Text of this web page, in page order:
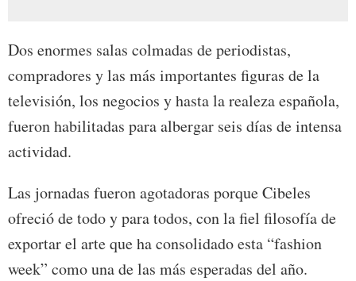
Dos enormes salas colmadas de periodistas,
compradores y las más importantes figuras de la
televisión, los negocios y hasta la realeza española,
fueron habilitadas para albergar seis días de intensa
actividad.
Las jornadas fueron agotadoras porque Cibeles
ofreció de todo y para todos, con la fiel filosofía de
exportar el arte que ha consolidado esta “fashion
week” como una de las más esperadas del año.